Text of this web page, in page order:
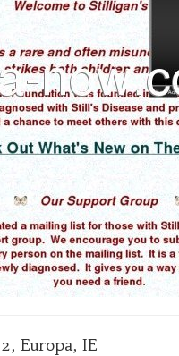
Europa, IE